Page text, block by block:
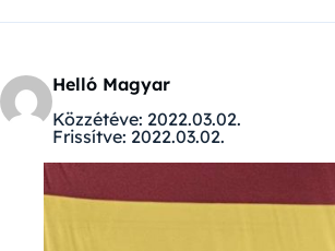
Helló Magyar
Közzétéve: 2022.03.02.
Frissítve: 2022.03.02.